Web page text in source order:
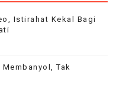
and typography.
Istirahat Kekal Bagi
Tak